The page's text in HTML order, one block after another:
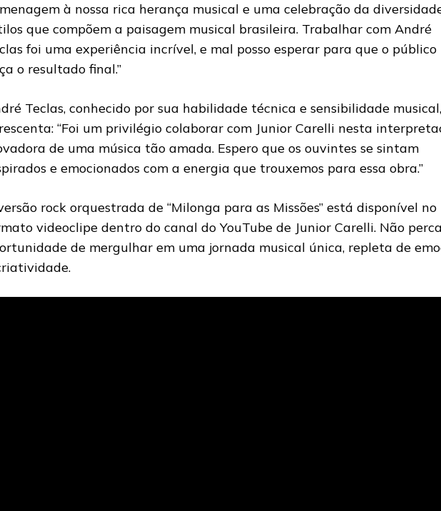
à nossa rica herança musical e uma celebração da
que compõem a paisagem musical brasileira. Trabalhar com André
foi uma experiência incrível, e mal posso esperar para que o público
o resultado final.”
Teclas, conhecido por sua habilidade técnica e sensibilidade musical,
“Foi um privilégio colaborar com Junior Carelli nesta
de uma música tão amada. Espero que os ouvintes se sintam
e emocionados com a energia que trouxemos para essa obra.”
rock orquestrada de “Milonga para as Missões” está disponível no
videoclipe dentro do canal do YouTube de Junior Carelli. Não
de mergulhar em uma jornada musical única, repleta de